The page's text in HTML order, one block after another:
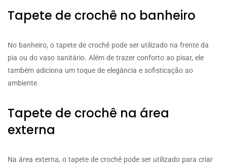
Tapete de crochê no banheiro
No banheiro, o tapete de crochê pode ser utilizado na frente da
pia ou do vaso sanitário. Além de trazer conforto ao pisar, ele
também adiciona um toque de elegância e sofisticação ao
ambiente.
Tapete de crochê na área
externa
Na área externa, o tapete de crochê pode ser utilizado para criar